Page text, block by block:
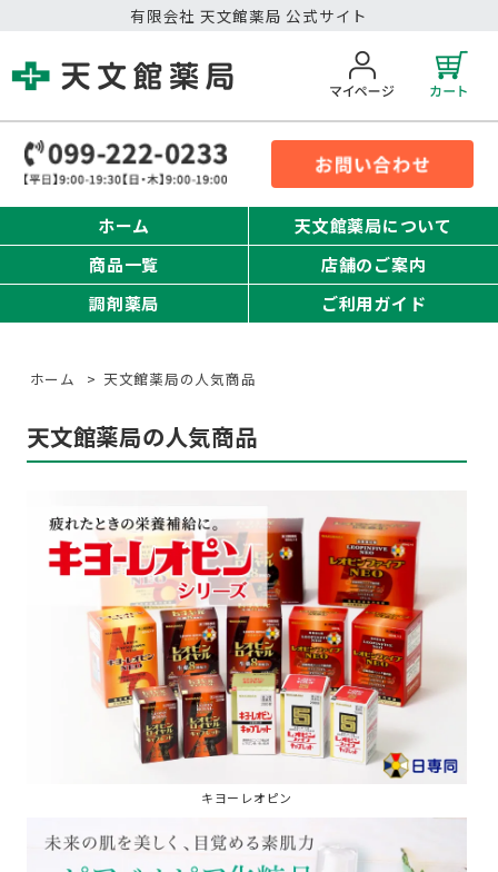
有限会社 天文館薬局 公式サイト
ホーム
天文館薬局について
商品一覧
店舗のご案内
調剤薬局
ご利用ガイド
ホーム > 天文館薬局の人気商品
天文館薬局の人気商品
キヨーレオピン